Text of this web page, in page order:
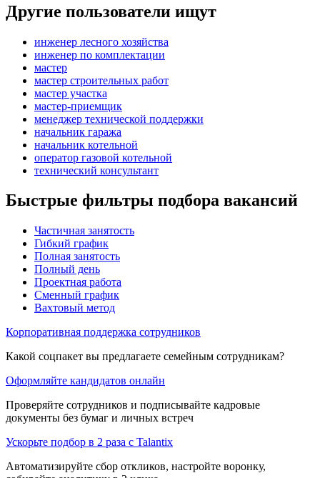
Другие пользователи ищут
инженер лесного хозяйства
инженер по комплектации
мастер
мастер строительных работ
мастер участка
мастер-приемщик
менеджер технической поддержки
начальник гаража
начальник котельной
оператор газовой котельной
технический консультант
Быстрые фильтры подбора вакансий
Частичная занятость
Гибкий график
Полная занятость
Полный день
Проектная работа
Сменный график
Вахтовый метод
Корпоративная поддержка сотрудников
Какой соцпакет вы предлагаете семейным сотрудникам?
Оформляйте кандидатов онлайн
Проверяйте сотрудников и подписывайте кадровые
документы без бумаг и личных встреч
Ускорьте подбор в 2 раза с Talantix
Автоматизируйте сбор откликов, настройте воронку,